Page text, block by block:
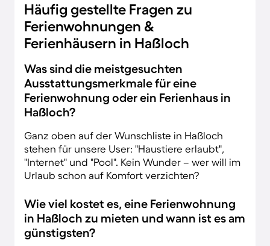
Häufig gestellte Fragen zu
Ferienwohnungen &
Ferienhäusern in Haßloch
Was sind die meistgesuchten
Ausstattungsmerkmale für eine
Ferienwohnung oder ein Ferienhaus in
Haßloch?
Ganz oben auf der Wunschliste in Haßloch
stehen für unsere User: "Haustiere erlaubt",
"Internet" und "Pool". Kein Wunder – wer will im
Urlaub schon auf Komfort verzichten?
Wie viel kostet es, eine Ferienwohnung
in Haßloch zu mieten und wann ist es am
günstigsten?